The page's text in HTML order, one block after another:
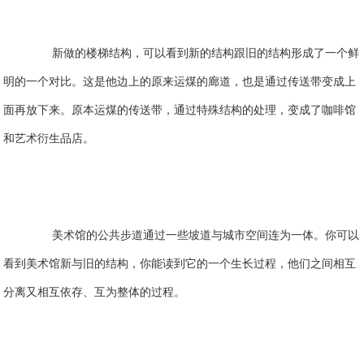
新做的楼梯结构，可以看到新的结构跟旧的结构形成了一个鲜
明的一个对比。这是他边上的原来运煤的廊道，也是通过传送带变成上
面再放下来。 原本运煤的传送带，通过特殊结构的处理，变成了咖啡馆
和艺术衍生品店。
美术馆的公共步道通过一些坡道与城市空间连为一体。你可以
看到美术馆新与旧的结构，你能读到它的一个生长过程，他们之间相互
分离又相互依存、互为整体的过程。